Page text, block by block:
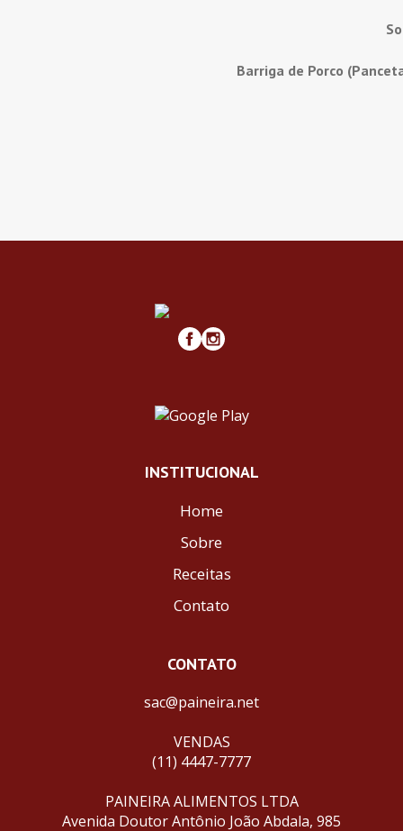
Barriga de Porco
INSTITUCIONAL
Home
Sobre
Receitas
Contato
CONTATO
sac@paineira.net
VENDAS
(11) 4447-7777
PAINEIRA ALIMENTOS LTDA
Avenida Doutor Antônio João Abdala, 985